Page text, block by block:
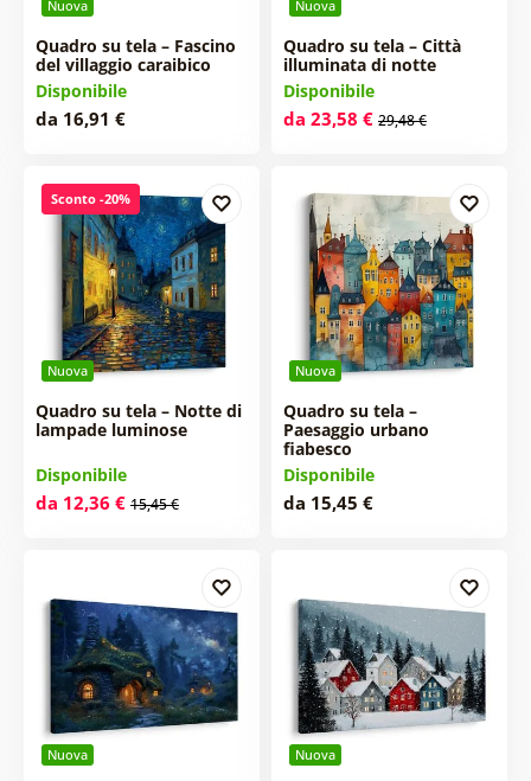
Nuova
Quadro su tela – Fascino
del villaggio caraibico
Disponibile
da 16,91 €
Nuova
Quadro su tela – Città
illuminata di notte
Disponibile
da 23,58 € 29,48 €
Nuova
Sconto -20%
Quadro su tela – Notte di
lampade luminose
Disponibile
da 12,36 € 15,45 €
Nuova
Quadro su tela –
Paesaggio urbano
fiabesco
Disponibile
da 15,45 €
Nuova Nuova